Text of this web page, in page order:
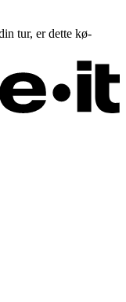
tur, er dette kø-